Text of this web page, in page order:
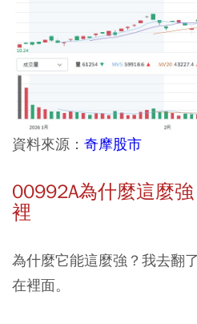
資料來源： 奇摩股市
00992A為什麼這麼
裡
為什麼它能這麼強？我去翻
在裡面。